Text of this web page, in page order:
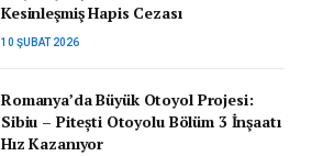
Kesinleşmiş Hapis Cezası
10 ŞUBAT 2026
Romanya’da Büyük Otoyol Projesi:
Sibiu – Pitești Otoyolu Bölüm 3 İnşaatı
Hız Kazanıyor